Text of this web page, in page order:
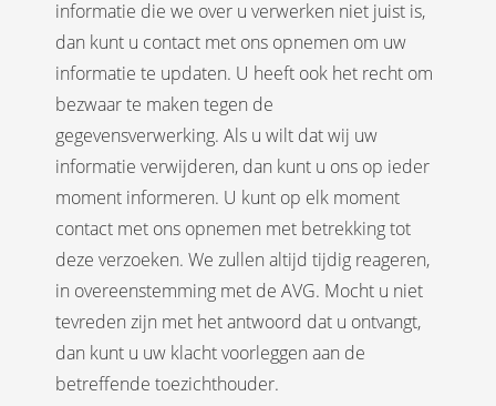
informatie die we over u verwerken niet juist is,
dan kunt u contact met ons opnemen om uw
informatie te updaten. U heeft ook het recht om
bezwaar te maken tegen de
gegevensverwerking. Als u wilt dat wij uw
informatie verwijderen, dan kunt u ons op ieder
moment informeren. U kunt op elk moment
contact met ons opnemen met betrekking tot
deze verzoeken. We zullen altijd tijdig reageren,
in overeenstemming met de AVG. Mocht u niet
tevreden zijn met het antwoord dat u ontvangt,
dan kunt u uw klacht voorleggen aan de
betreffende toezichthouder.